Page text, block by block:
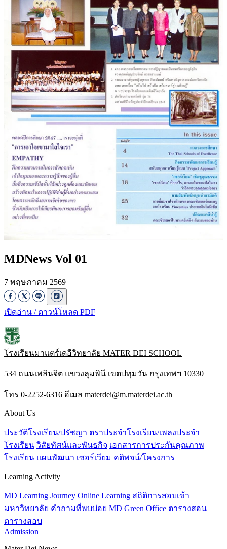
MDNews Vol 01
7 พฤษภาคม 2569
เปิดอ่าน / ดาวน์โหลด PDF
โรงเรียนมาแตร์เดอีวิทยาลัย MATER DEI SCHOOL
534 ถนนเพลินจิต แขวงลุมพินี เขตปทุมวัน กรุงเทพฯ 10330
โทร 0-2252-6316 อีเมล materdei@m.materdei.ac.th
About Us
ประวัติโรงเรียน/ปรัชญา ตราประจำโรงเรียน/เพลงประจำ
โรงเรียน วิสัยทัศน์และพันธกิจ เอกสารการประกันคุณภาพ
โรงเรียน แผนพัฒนา เซอร์เวียม คติพจน์/โครงการ
Learning Activity
MD Learning Journey Online Learning สถิติการสอบเข้า
มหาวิทยาลัย คำถามที่พบบ่อย MD Green Office ตารางสอน
ตารางสอบ
Admission